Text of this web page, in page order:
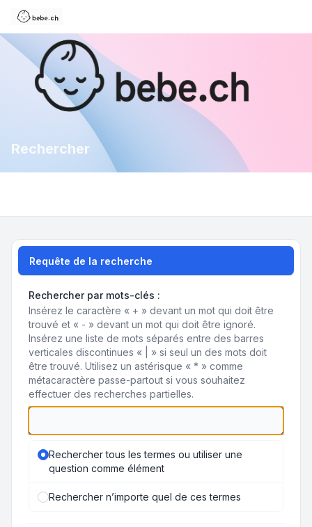
Rechercher
Requête de la recherche
Rechercher par mots-clés :
Insérez le caractère « + » devant un mot qui doit être
trouvé et « - » devant un mot qui doit être ignoré.
Insérez une liste de mots séparés entre des barres
verticales discontinues « | » si seul un des mots doit
être trouvé. Utilisez un astérisque « * » comme
métacaractère passe-partout si vous souhaitez
effectuer des recherches partielles.
Rechercher tous les termes ou utiliser une
question comme élément
Rechercher n’importe quel de ces termes